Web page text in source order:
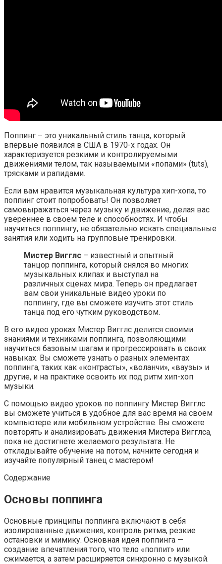
Поппинг – это уникальный стиль танца, который
впервые появился в США в 1970-х годах. Он
характеризуется резкими и контролируемыми
движениями телом, так называемыми «попами» (tuts),
трясками и рапидами.
Если вам нравится музыкальная культура хип-хопа, то
поппинг стоит попробовать! Он позволяет
самовыражаться через музыку и движение, делая вас
увереннее в своем теле и способностях. И чтобы
научиться поппингу, не обязательно искать специальные
занятия или ходить на групповые тренировки.
Мистер Вигглс – известный и опытный
танцор поппинга, который снялся во многих
музыкальных клипах и выступал на
различных сценах мира. Теперь он предлагает
вам свои уникальные видео уроки по
поппингу, где вы сможете изучить этот стиль
танца под его чутким руководством.
В его видео уроках Мистер Вигглс делится своими
знаниями и техниками поппинга, позволяющими
научиться базовым шагам и прогрессировать в своих
навыках. Вы сможете узнать о разных элементах
поппинга, таких как «контрасты», «воланчи», «ваузы» и
другие, и на практике освоить их под ритм хип-хоп
музыки.
С помощью видео уроков по поппингу Мистер Вигглс
вы сможете учиться в удобное для вас время на своем
компьютере или мобильном устройстве. Вы сможете
повторять и анализировать движения Мистера Вигглса,
пока не достигнете желаемого результата. Не
откладывайте обучение на потом, начните сегодня и
изучайте популярный танец с мастером!
Содержание
Основы поппинга
Основные принципы поппинга включают в себя
изолированные движения, контроль ритма, резкие
остановки и мимику. Основная идея поппинга —
создание впечатления того, что тело «поппит» или
сжимается, а затем расширяется синхронно с музыкой.